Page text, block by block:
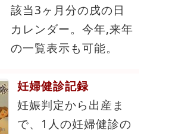
該当3ヶ月分の戌の日
カレンダー。今年,来年
の一覧表示も可能。
妊婦健診記録
妊娠判定から出産ま
で、1人の妊婦健診の